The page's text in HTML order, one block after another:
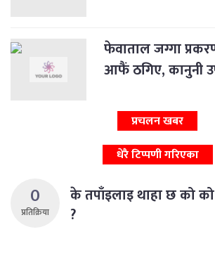
फेवाताल जग्गा
आफैं ठगिए, कानुनी
प्रचलन खबर
धेरै टिप्पणी गरिएका
0
प्रतिक्रिया
के तपाँइलाइ थाहा छ को को
?